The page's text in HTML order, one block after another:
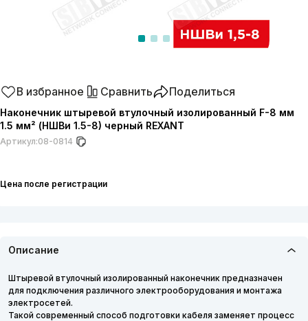
В избранное Сравнить Поделиться
Наконечник штыревой втулочный изолированный F-8 мм
1.5 мм² (НШВи 1.5-8) черный REXANT
Артикул:08-0814
Цена после регистрации
Описание
Штыревой втулочный изолированный наконечник предназначен
для подключения различного электрооборудования и монтажа
электросетей.
Такой современный способ подготовки кабеля заменяет процесс